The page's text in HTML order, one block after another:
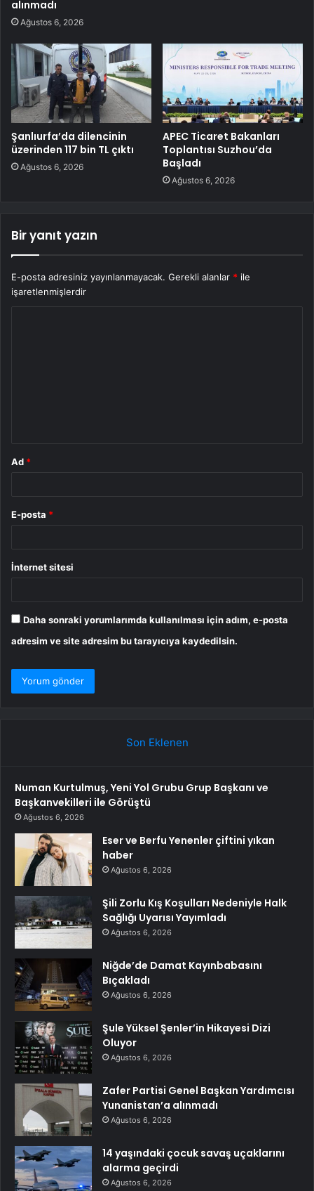
alınmadı
Ağustos 6, 2026
Şanlıurfa’da dilencinin
üzerinden 117 bin TL çıktı
Ağustos 6, 2026
APEC Ticaret Bakanları
Toplantısı Suzhou’da
Başladı
Ağustos 6, 2026
Bir yanıt yazın
E-posta adresiniz yayınlanmayacak. Gerekli alanlar * ile
işaretlenmişlerdir
Ad *
E-posta *
İnternet sitesi
Daha sonraki yorumlarımda kullanılması için adım, e-posta
adresim ve site adresim bu tarayıcıya kaydedilsin.
Son Eklenen
Numan Kurtulmuş, Yeni Yol Grubu Grup Başkanı ve
Başkanvekilleri ile Görüştü
Ağustos 6, 2026
Eser ve Berfu Yenenler çiftini yıkan
haber
Ağustos 6, 2026
Şili Zorlu Kış Koşulları Nedeniyle Halk
Sağlığı Uyarısı Yayımladı
Ağustos 6, 2026
Niğde’de Damat Kayınbabasını
Bıçakladı
Ağustos 6, 2026
Şule Yüksel Şenler’in Hikayesi Dizi
Oluyor
Ağustos 6, 2026
Zafer Partisi Genel Başkan Yardımcısı
Yunanistan’a alınmadı
Ağustos 6, 2026
14 yaşındaki çocuk savaş uçaklarını
alarma geçirdi
Ağustos 6, 2026